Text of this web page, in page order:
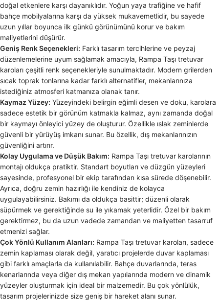
doğal etkenlere karşı dayanıklıdır. Yoğun yaya trafiğine ve hafif
bahçe mobilyalarına karşı da yüksek mukavemetlidir, bu sayede
uzun yıllar boyunca ilk günkü görünümünü korur ve bakım
maliyetlerini düşürür.
Geniş Renk Seçenekleri: Farklı tasarım tercihlerine ve peyzaj
düzenlemelerine uyum sağlamak amacıyla, Rampa Taşı tretuvar
karoları çeşitli renk seçenekleriyle sunulmaktadır. Modern grilerden
sıcak toprak tonlarına kadar farklı alternatifler, mekanlarınıza
istediğiniz atmosferi katmanıza olanak tanır.
Kaymaz Yüzey: Yüzeyindeki belirgin eğimli desen ve doku, karolara
sadece estetik bir görünüm katmakla kalmaz, aynı zamanda doğal
bir kaymayı önleyici yüzey de oluşturur. Özellikle ıslak zeminlerde
güvenli bir yürüyüş imkanı sunar. Bu özellik, dış mekanlarınızın
güvenliğini artırır.
Kolay Uygulama ve Düşük Bakım: Rampa Taşı tretuvar karolarının
montajı oldukça pratiktir. Standart boyutları ve düzgün yüzeyleri
sayesinde, profesyonel bir ekip tarafından kısa sürede döşenebilir.
Ayrıca, doğru zemin hazırlığı ile kendiniz de kolayca
uygulayabilirsiniz. Bakımı da oldukça basittir; düzenli olarak
süpürmek ve gerektiğinde su ile yıkamak yeterlidir. Özel bir bakım
gerektirmez, bu da uzun vadede zamandan ve maliyetten tasarruf
etmenizi sağlar.
Çok Yönlü Kullanım Alanları: Rampa Taşı tretuvar karoları, sadece
zemin kaplaması olarak değil, yaratıcı projelerde duvar kaplaması
gibi farklı amaçlarla da kullanılabilir. Bahçe duvarlarında, teras
kenarlarında veya diğer dış mekan yapılarında modern ve dinamik
yüzeyler oluşturmak için ideal bir malzemedir. Bu çok yönlülük,
tasarım projelerinizde size geniş bir hareket alanı sunar.